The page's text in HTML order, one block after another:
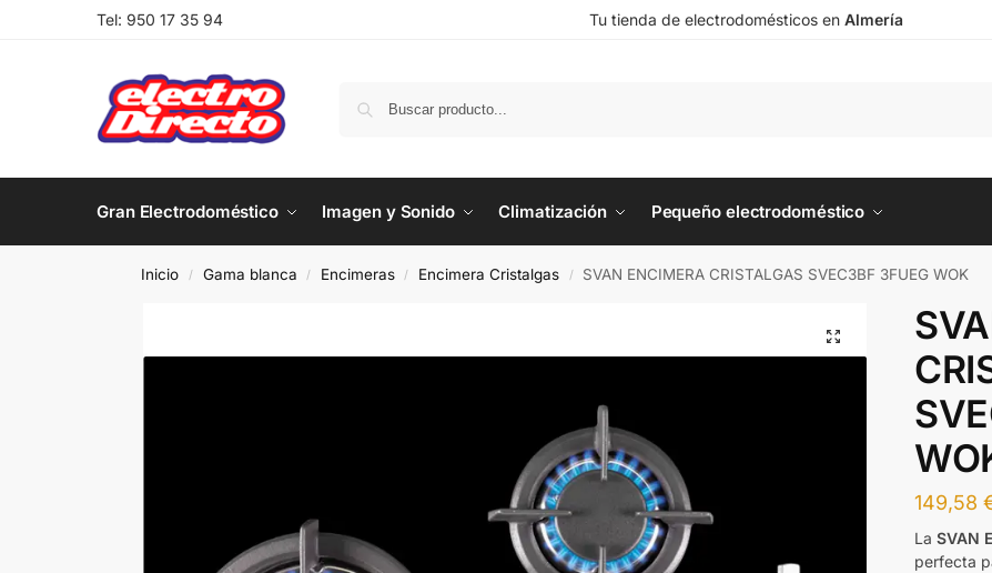
Tel: 950 17 35 94 Tu tienda de electrodomésticos en Almería
Gran Electrodoméstico Imagen y Sonido Climatización Pequeño electrodoméstico
Inicio / Gama blanca / Encimeras / Encimera Cristalgas / SVAN ENCIMERA CRISTALGAS SVEC3BF 3FUEG WOK
149,58
LaSVAN
perfecta